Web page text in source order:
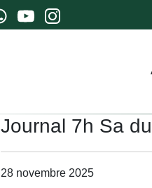
Journal 7h Sa
28 novembre 2025